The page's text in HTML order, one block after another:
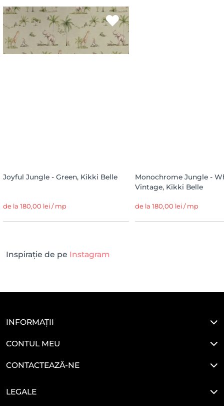
Joyful Jungle - Green, Kikki Belle
de la 180,00 lei / mp
Monochrome Jungle -
Vintage, Kikki Belle
de la 180,00 lei / mp
Inspirație de pe Instagram
INFORMAȚII
CONTUL MEU
CONTACTEAZĂ-NE
LEGALE